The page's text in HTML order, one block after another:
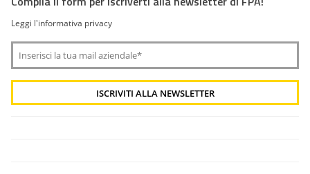
Leggi l'informativa privacy